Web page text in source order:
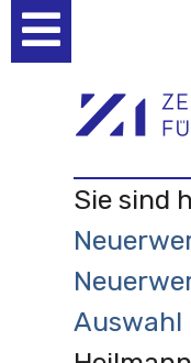
Werkzeuge
Sie sind
Auswahl